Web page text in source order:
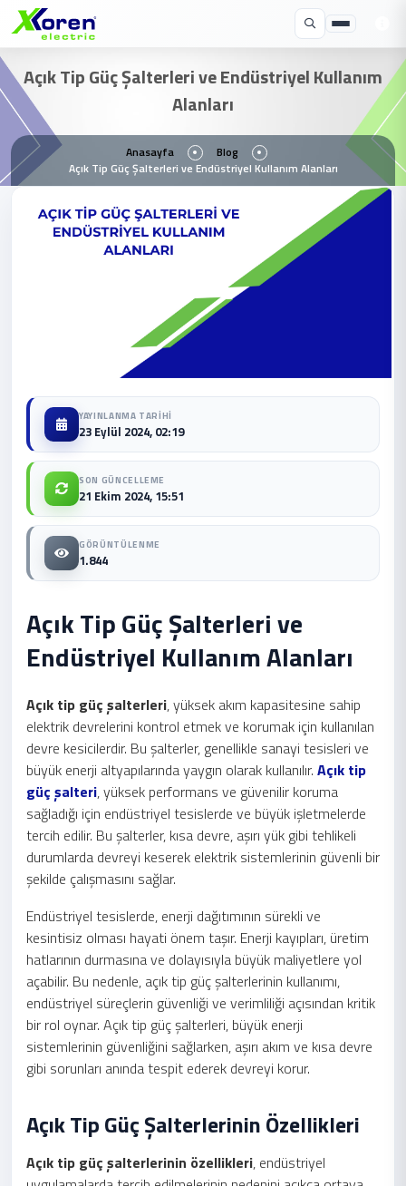
Açık Tip Güç Şalterleri ve Endüstriyel Kullanım
Alanları
Anasayfa
Blog
Açık Tip Güç Şalterleri ve Endüstriyel Kullanım Alanları
YAYINLANMA TARIHI
23 Eylül 2024, 02:19
SON GÜNCELLEME
21 Ekim 2024, 15:51
GÖRÜNTÜLENME
1.844
Açık Tip Güç Şalterleri ve
Endüstriyel Kullanım Alanları
Açık tip güç şalterleri, yüksek akım kapasitesine sahip
elektrik devrelerini kontrol etmek ve korumak için kullanılan
devre kesicilerdir. Bu şalterler, genellikle sanayi tesisleri ve
büyük enerji altyapılarında yaygın olarak kullanılır. Açık tip
güç şalteri, yüksek performans ve güvenilir koruma
sağladığı için endüstriyel tesislerde ve büyük işletmelerde
tercih edilir. Bu şalterler, kısa devre, aşırı yük gibi tehlikeli
durumlarda devreyi keserek elektrik sistemlerinin güvenli bir
şekilde çalışmasını sağlar.
Endüstriyel tesislerde, enerji dağıtımının sürekli ve
kesintisiz olması hayati önem taşır. Enerji kayıpları, üretim
hatlarının durmasına ve dolayısıyla büyük maliyetlere yol
açabilir. Bu nedenle, açık tip güç şalterlerinin kullanımı,
endüstriyel süreçlerin güvenliği ve verimliliği açısından kritik
bir rol oynar. Açık tip güç şalterleri, büyük enerji
sistemlerinin güvenliğini sağlarken, aşırı akım ve kısa devre
gibi sorunları anında tespit ederek devreyi korur.
Açık Tip Güç Şalterlerinin Özellikleri
Açık tip güç şalterlerinin özellikleri, endüstriyel